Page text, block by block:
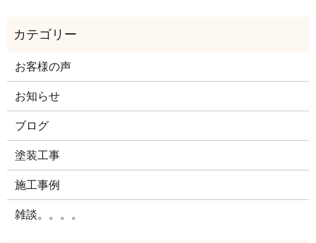
お客様の声
お知らせ
ブログ
塗装工事
施工事例
雑談。。。。